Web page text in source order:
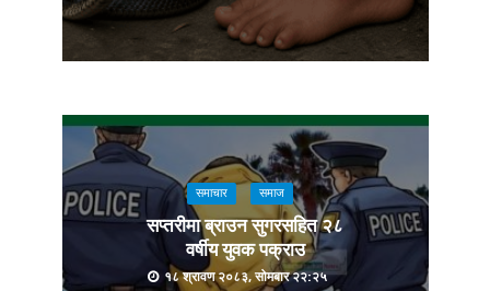
समाचार समाज
सप्तरीमा ब्राउन सुगरसहित २८
वर्षीय युवक पक्राउ
१८ श्रावण २०८३, सोमबार २२:२५